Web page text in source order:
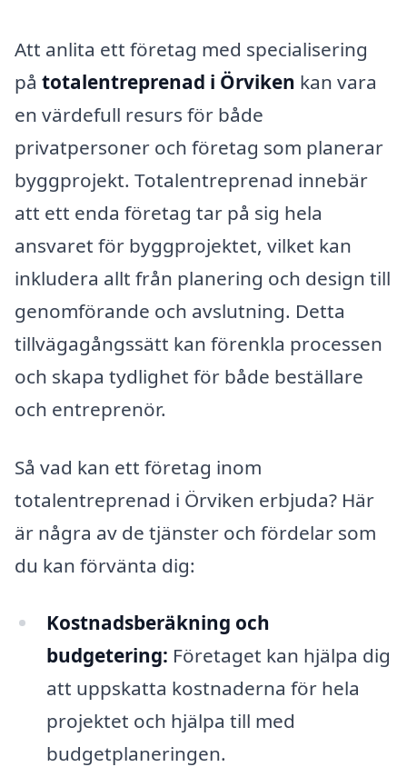
Att anlita ett företag med specialisering
på totalentreprenad i Örviken kan vara
en värdefull resurs för både
privatpersoner och företag som planerar
byggprojekt. Totalentreprenad innebär
att ett enda företag tar på sig hela
ansvaret för byggprojektet, vilket kan
inkludera allt från planering och design till
genomförande och avslutning. Detta
tillvägagångssätt kan förenkla processen
och skapa tydlighet för både beställare
och entreprenör.
Så vad kan ett företag inom
totalentreprenad i Örviken erbjuda? Här
är några av de tjänster och fördelar som
du kan förvänta dig:
Kostnadsberäkning och
budgetering: Företaget kan hjälpa dig
att uppskatta kostnaderna för hela
projektet och hjälpa till med
budgetplaneringen.